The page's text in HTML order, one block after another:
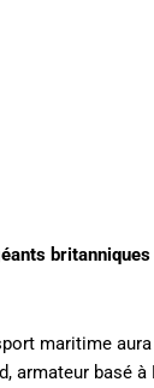
maritime
armateur basé à